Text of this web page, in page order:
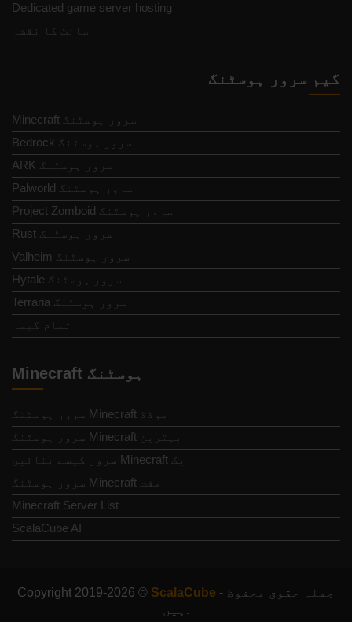
Dedicated game server hosting
سائٹ کا نقشہ
گیم سرور ہوسٹنگ
Minecraft سرور ہوسٹنگ
Bedrock سرور ہوسٹنگ
ARK سرور ہوسٹنگ
Palworld سرور ہوسٹنگ
Project Zomboid سرور ہوسٹنگ
Rust سرور ہوسٹنگ
Valheim سرور ہوسٹنگ
Hytale سرور ہوسٹنگ
Terraria سرور ہوسٹنگ
تمام گیمز
Minecraft ہوسٹنگ
موڈڈ Minecraft سرور ہوسٹنگ
ایک Minecraft سرور کیسے بنائیں
مفت Minecraft سرور ہوسٹنگ
Minecraft Server List
ScalaCube AI
Copyright 2019-2026 © ScalaCube - جملہ حقوق محفوظ
ہیں.